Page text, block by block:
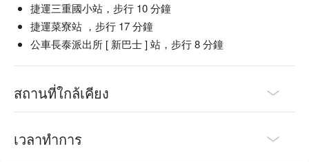
捷運三重國小站，步行 10 分鐘
捷運菜寮站 ，步行 17 分鐘
公車長泰派出所 [ 新巴士 ] 站，步行 8 分鐘
สถานที่ใกล้เคียง
เวลาทำการ